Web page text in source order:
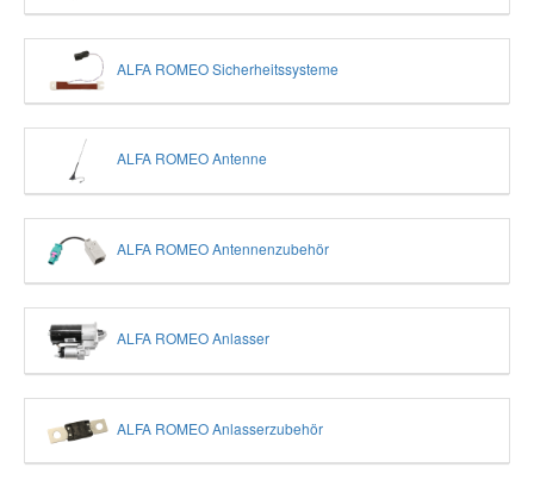
ALFA ROMEO Sicherheitssysteme
ALFA ROMEO Antenne
ALFA ROMEO Antennenzubehör
ALFA ROMEO Anlasser
ALFA ROMEO Anlasserzubehör